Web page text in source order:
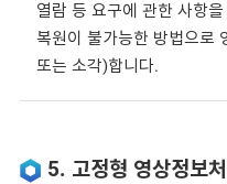
열람 등 요구에 관한 사항을
복원이 불가능한 방법으로
또는 소각)합니다.
5. 고정형 영상정보